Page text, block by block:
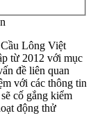
Lông Việt
từ 2012 với mục
đề liên quan
với các thông tin
cố gắng kiểm
động thử